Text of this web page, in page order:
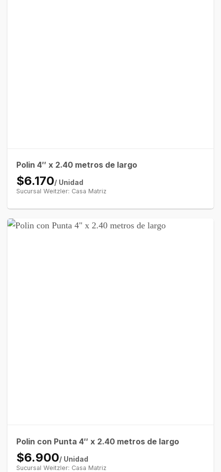
Polin 4″ x 2.40 metros de largo
$6.170/ Unidad
Sucursal Weitzler: Casa Matriz
Polin con Punta 4″ x 2.40 metros de largo
$6.900/ Unidad
Sucursal Weitzler: Casa Matriz